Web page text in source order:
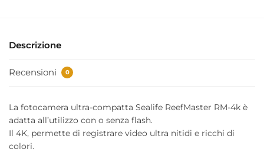
Descrizione
Recensioni 0
La fotocamera ultra-compatta Sealife ReefMaster RM-4k è
adatta all’utilizzo con o senza flash.
Il 4K, permette di registrare video ultra nitidi e ricchi di
colori.